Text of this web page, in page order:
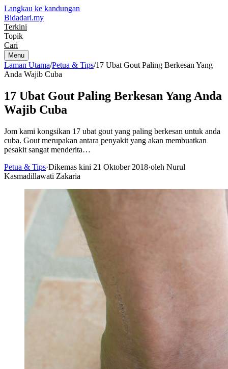
Langkau ke kandungan
Bidadari.my
Terkini
Topik
Cari
Menu
Laman Utama/Petua & Tips/17 Ubat Gout Paling Berkesan Yang
Anda Wajib Cuba
17 Ubat Gout Paling Berkesan Yang Anda
Wajib Cuba
Jom kami kongsikan 17 ubat gout yang paling berkesan untuk anda
cuba. Gout merupakan antara penyakit yang akan membuatkan
pesakit sangat menderita…
Petua & Tips·Dikemas kini 21 Oktober 2018·oleh Nurul
Kasmadillawati Zakaria